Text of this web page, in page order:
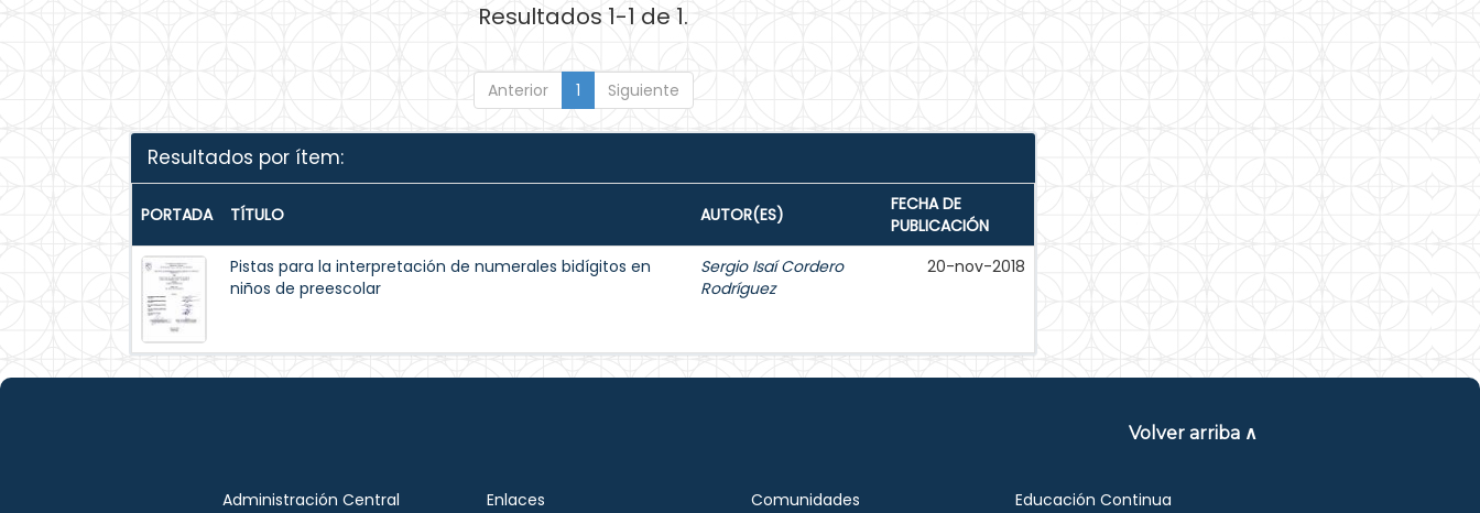
Resultados 1-1 de 1.
Anterior 1 Siguiente
Resultados por ítem:
PORTADA TÍTULO AUTOR(ES)
FECHA DE
PUBLICACIÓN
Pistas para la interpretación de numerales bidígitos en
niños de preescolar
Sergio Isaí Cordero
Rodríguez
20-nov-2018
Volver arriba ∧
Administración Central Enlaces Comunidades Educación Continua